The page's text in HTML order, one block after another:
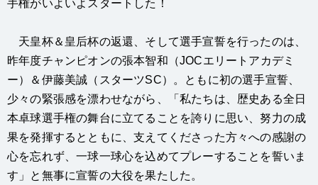
手権がいよいよスタートした！
天皇杯＆皇后杯の返還、そして選手宣誓を行ったのは、
昨年度チャンピオンの張本智和（JOCエリートアカデミ
ー）＆伊藤美誠（スターツSC）。ともに初の選手宣誓、
少々の緊張感を漂わせながら、「私たちは、歴史ある全日
本卓球選手権の舞台に立てることを誇りに思い、努力の成
果を発揮するとともに、支えてくださった方々への感謝の
心を忘れず、一球一球心を込めてプレーすることを誓いま
す」と無事に宣誓の大役を果たした。